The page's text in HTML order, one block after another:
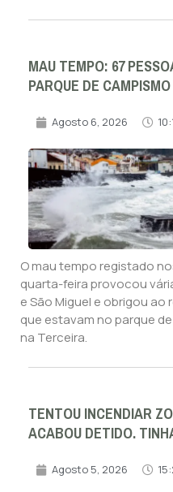
MAU TEMPO: 67
PARQUE DE
Agosto 6, 2026
O mau tempo registado
quarta-feira provocou
e São Miguel e obrigou
que estavam no parque
na Terceira.
TENTOU INCENDIAR
ACABOU DETIDO.
Agosto 5, 2026